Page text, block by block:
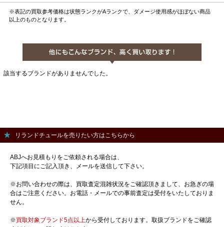
※表記の買取参考価格は状態ランクがAランクで、ダメージ使用感がほぼない商品
以上のものとなります。
該当するブランドがありませんでした。
リランドチュールを売りたい方はこちらから
ABJへお見積もりをご依頼される場合は、
下記項目にご記入頂き、メールを送信して下さい。
※お問い合わせの際は、買取査定混雑状況をご確認頂きまして、お急ぎの場
合はご注意ください。お電話・メールでの事前査定は受付をいたしておりま
せん。
※買取対象ブランド5点以上から受付しております。取扱ブランドをご確認